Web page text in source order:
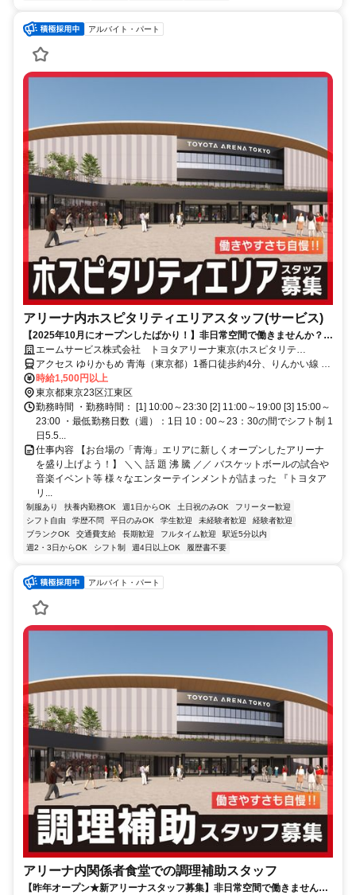
アルバイト・パート
アリーナ内ホスピタリティエリアスタッフ(サービス)
【2025年10月にオープンしたばかり！】非日常空間で働きませんか？週
1日～OK！未経験者も大歓迎！
エームサービス株式会社 トヨタアリーナ東京(ホスピタリテ
ィ)-7497
アクセス ゆりかもめ 青海（東京都）1番口徒歩約4分、りんかい線 東
京テレポートA口徒歩約8分、ゆりかもめ 東京ビッグサイト（ゆりか
もめ）1番口徒歩約12分
時給1,500円以上
東京都東京23区江東区
勤務時間 ・勤務時間： [1] 10:00～23:30 [2] 11:00～19:00 [3] 15:00～
23:00 ・最低勤務日数（週）：1日 10：00～23：30の間でシフト制 1
日5.5...
仕事内容 【お台場の「青海」エリアに新しくオープンしたアリーナ
を盛り上げよう！】 ＼＼ 話 題 沸 騰 ／／ バスケットボールの試合や
音楽イベント等 様々なエンターテインメントが詰まった 『トヨタア
リ...
制服あり 扶養内勤務OK 週1日からOK 土日祝のみOK
フリーター歓迎
シフト自由
学歴不問 平日のみOK 学生歓迎 未経験者歓迎
経験者歓迎
ブランクOK
交通費支給 長期歓迎 フルタイム歓迎
駅近5分以内
週2・3日からOK
シフト制 週4日以上OK 履歴書不要
アルバイト・パート
アリーナ内関係者食堂での調理補助スタッフ
【昨年オープン★新アリーナスタッフ募集】非日常空間で働きません